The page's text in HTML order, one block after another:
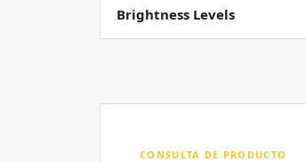
Brightness Levels
CONSULTA DE PRODUCTO